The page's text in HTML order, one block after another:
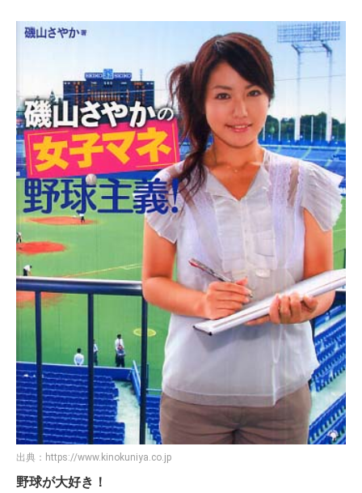
出典： https://www.kinokuniya.co.jp
野球が大好き！